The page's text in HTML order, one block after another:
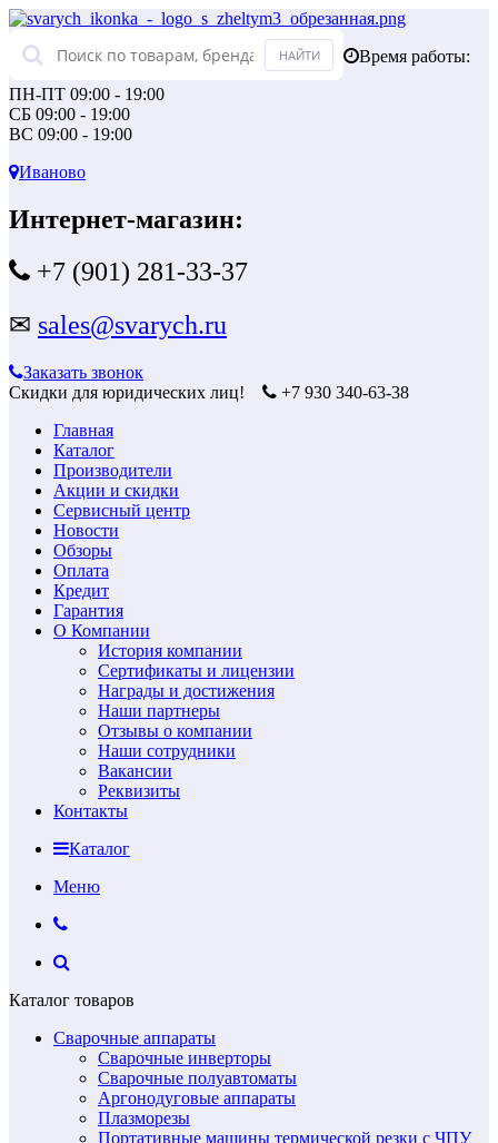
Время работы:
ПН-ПТ 09:00 - 19:00
СБ 09:00 - 19:00
ВС 09:00 - 19:00
Иваново
Интернет-магазин:
+7 (901) 281-33-37
✉ sales@svarych.ru
Заказать звонок
Скидки для юридических лиц!
+7 930 340-63-38
Главная
Каталог
Производители
Акции и скидки
Сервисный центр
Новости
Обзоры
Оплата
Кредит
Гарантия
О Компании
История компании
Сертификаты и лицензии
Награды и достижения
Наши партнеры
Отзывы о компании
Наши сотрудники
Вакансии
Реквизиты
Контакты
Каталог
Меню
Каталог товаров
Сварочные аппараты
Сварочные инверторы
Сварочные полуавтоматы
Аргонодуговые аппараты
Плазморезы
Портативные машины термической резки с ЧПУ